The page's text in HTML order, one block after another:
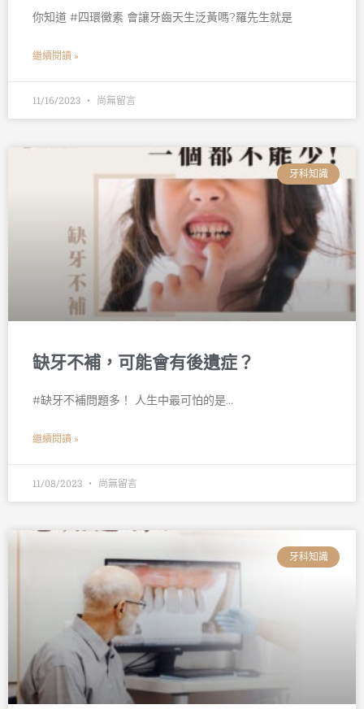
你知道 #四環黴素 會讓牙齒天生泛黃嗎?羅先生就是
繼續閱讀 »
11/16/2023 尚無留言
牙科知識
缺牙不補，可能會有後遺症？
#缺牙不補問題多！ 人生中最可怕的是…
繼續閱讀 »
11/08/2023 尚無留言
牙科知識